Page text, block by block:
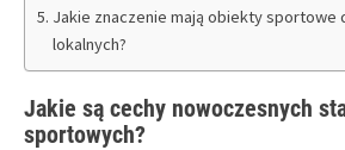
Jakie znaczenie mają obiekty sportowe
lokalnych?
Jakie są cechy nowoczesnych
sportowych?